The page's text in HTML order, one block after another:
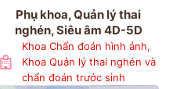
Phụ khoa, Quản lý thai
nghén, Siêu âm 4D-5D
Khoa Chẩn đoán hình ảnh,
Khoa Quản lý thai nghén và
chẩn đoán trước sinh